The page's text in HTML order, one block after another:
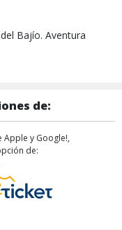
Bajío. Aventura
de:
Apple y Google!,
de: